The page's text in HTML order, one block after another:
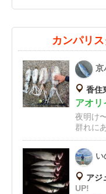
カンパリ
京
香住
アオリ
夜明け
群れに
い
アジ
UP!